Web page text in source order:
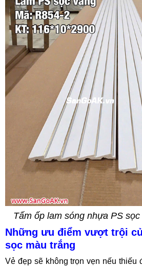
Tấm ốp lam sóng nhựa PS
Những ưu điểm vượt trội
sọc màu trắng
Vẻ đẹp sẽ không trọn vẹn nếu thiếu